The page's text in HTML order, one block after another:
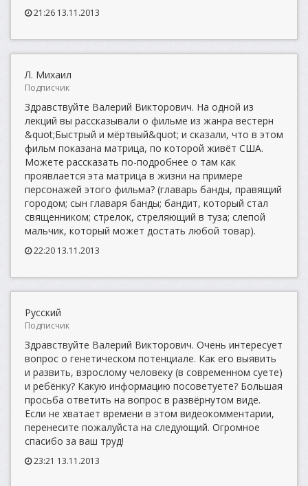
21:26 13.11.2013
Л. Михаил
Подписчик
Здравствуйте Валерий Викторович. На одной из
лекций вы рассказывали о фильме из жанра вестерн
&quot;Быстрый и мёртвый&quot; и сказали, что в этом
фильм показана матрица, по которой живёт США.
Можете рассказать по-подробнее о там как
проявлается эта матрица в жизни на примере
персонажей этого фильма? (главарь банды, правящий
городом; сын главаря банды; бандит, который стал
священником; стрелок, стреляющий в туза; слепой
мальчик, который может достать любой товар).
22:20 13.11.2013
Русский
Подписчик
Здравствуйте Валерий Викторович. Очень интересует
вопрос о генетическом потенциале. Как его выявить
и развить, взрослому человеку (в современном суете)
и ребёнку? Какую информацию посоветуете? Большая
просьба ответить на вопрос в развёрнутом виде.
Если не хватает времени в этом видеокомментарии,
перенесите пожалуйста на следующий. Огромное
спасибо за ваш труд!
23:21 13.11.2013